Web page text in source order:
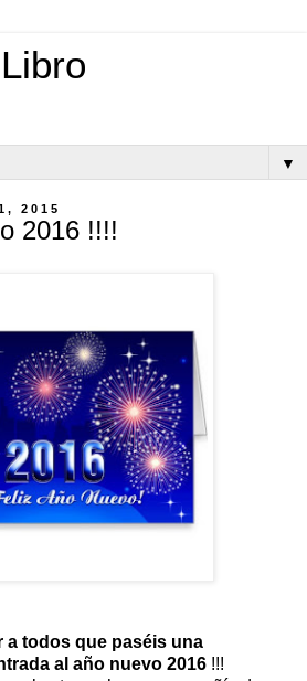
▼
2015
2016 !!!!
a todos que paséis una
al año nuevo 2016 !!!